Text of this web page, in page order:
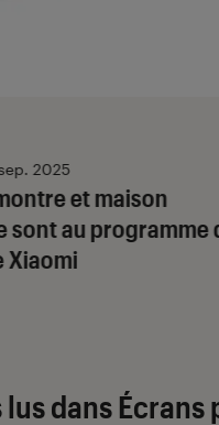
et maison
sont au programme
Xiaomi
2025
lus dans Écrans